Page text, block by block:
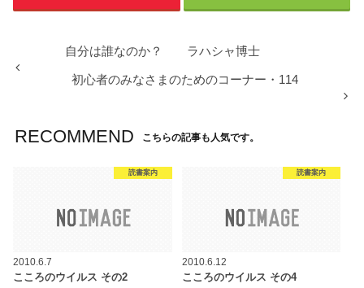
自分は誰なのか？ ラハシャ博士
初心者のみなさまのためのコーナー・114
RECOMMEND こちらの記事も人気です。
読書案内
2010.6.7
こころのウイルス その2
読書案内
2010.6.12
こころのウイルス その4